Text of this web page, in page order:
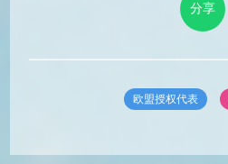
分享
欧盟授权代表